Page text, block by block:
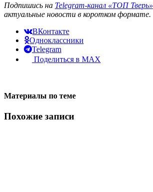
Подпишись на Telegram-канал «ТОП Тверь»
актуальные новости в коротком формате.
ВКонтакте
Одноклассники
Telegram
Поделиться в MAX
Материалы по теме
Похожие записи